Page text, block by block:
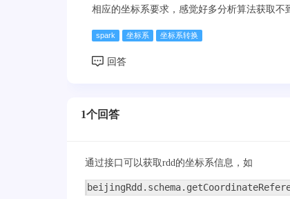
相应的坐标系要求，感觉好多分析算法获取
spark 坐标系 坐标系转换
1个回答
通过接口可以获取rdd的坐标系信息，如